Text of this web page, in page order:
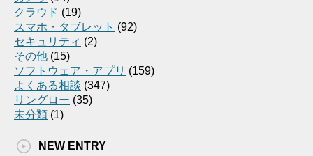
クラウド (19)
スマホ・タブレット (92)
セキュリティ (2)
その他 (15)
ソフトウェア・アプリ (159)
よくある相談 (347)
リングロー (35)
未分類 (1)
NEW ENTRY